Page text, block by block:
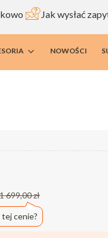
Jak wysłać
NOWOŚCI
1 699,00 zł
cenie?